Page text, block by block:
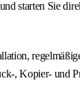
starten Sie
, Kopier- und